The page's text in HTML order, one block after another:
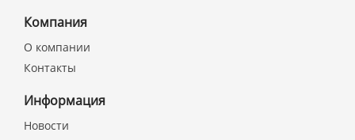
Компания
О компании
Контакты
Информация
Новости